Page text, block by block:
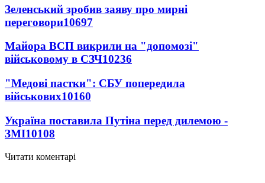
Зеленський зробив заяву про мирні
переговори10697
Майора ВСП викрили на "допомозі"
військовому в СЗЧ10236
"Медові пастки": СБУ попередила
військових10160
Україна поставила Путіна перед дилемою -
ЗМІ10108
Читати коментарі